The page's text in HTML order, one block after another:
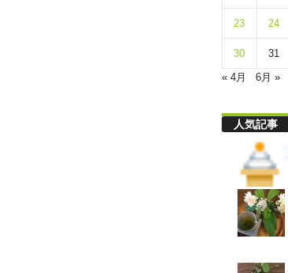
23 24
30
31
« 4月
6月 »
人気記事